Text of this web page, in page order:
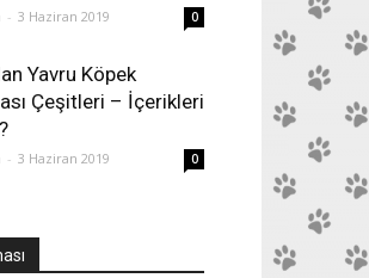
- 3 Haziran 2019 0
Yavru Köpek
Çeşitleri – İçerikleri
- 3 Haziran 2019 0